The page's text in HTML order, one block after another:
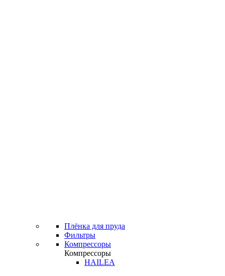
Плёнка для пруда
Фильтры
Компрессоры
Компрессоры
HAILEA